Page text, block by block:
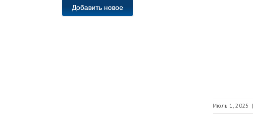
Июль 1, 2025 |
Добавить новое